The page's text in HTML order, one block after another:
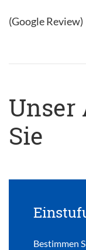
(Google Review)
Unser
Sie
Bestimmen